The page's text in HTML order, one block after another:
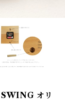
SWING オリ